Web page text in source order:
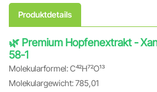
Produktdetails
🌿 Premium Hopfenextrakt -
58-1
Molekularformel: C₄₂H₇₂O₁₃
Molekulargewicht: 785,01